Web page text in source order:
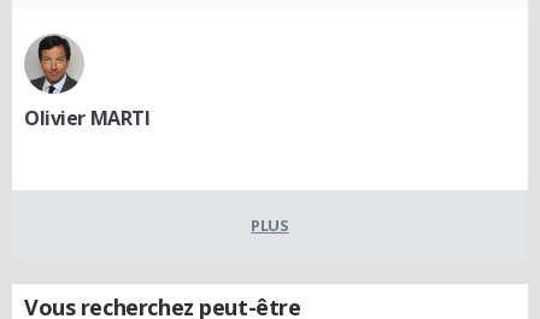
Olivier MARTI
PLUS
Vous recherchez peut-être